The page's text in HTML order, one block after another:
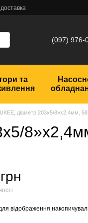
(097) 976-
та
діаметр 203х5/8»х2,4мм, 58
відображення